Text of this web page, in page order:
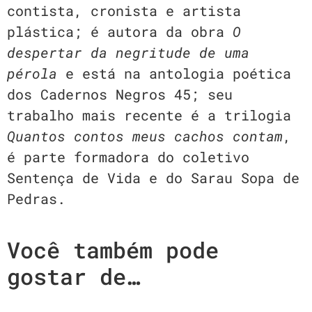
contista, cronista e artista
plástica; é autora da obra O
despertar da negritude de uma
pérola e está na antologia poética
dos Cadernos Negros 45; seu
trabalho mais recente é a trilogia
Quantos contos meus cachos contam,
é parte formadora do coletivo
Sentença de Vida e do Sarau Sopa de
Pedras.
Você também pode
gostar de…